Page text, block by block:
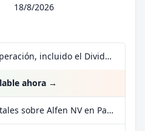
18/8/2026
Alfen NV por 0,99 €/operación, incluido el Dividend Reinvestment Plan
ahora →
Más datos fundamentales sobre Alfen NV en Parqet